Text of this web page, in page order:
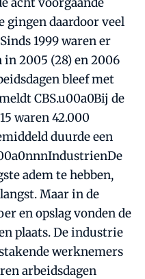
gingen daardoor veel
1999 waren er
2005 (28) en 2006
bleef met
CBS.u00a0Bij de
waren 42.000
duurde een
adem te hebben,
Maar in de
en opslag vonden de
plaats. De industrie
werknemers
arbeidsdagen